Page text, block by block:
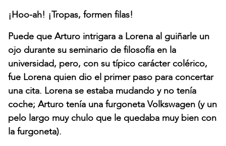
¡Hoo-ah! ¡Tropas, formen filas!
Puede que Arturo intrigara a Lorena al guiñarle un
ojo durante su seminario de filosofía en la
universidad, pero, con su típico carácter colérico,
fue Lorena quien dio el primer paso para concertar
una cita. Lorena se estaba mudando y no tenía
coche; Arturo tenía una furgoneta Volkswagen (y un
pelo largo muy chulo que le quedaba muy bien con
la furgoneta).